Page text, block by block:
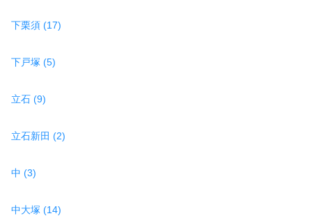
下栗須 (17)
下戸塚 (5)
立石 (9)
立石新田 (2)
中 (3)
中大塚 (14)